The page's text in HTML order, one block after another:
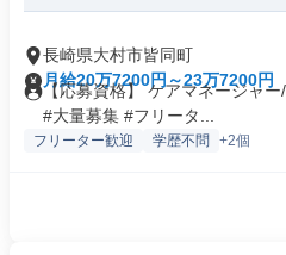
長崎県大村市皆同町
月給20万7200円～23万7200円
【応募資格】 ケアマネージャー
#大量募集 #フリータ...
フリーター歓迎 学歴不問 +2個